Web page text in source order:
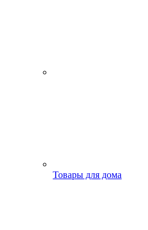
Товары для дома